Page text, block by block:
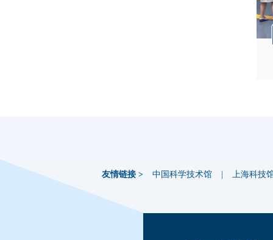
友情链接 > 中国科学技术馆 上海科技